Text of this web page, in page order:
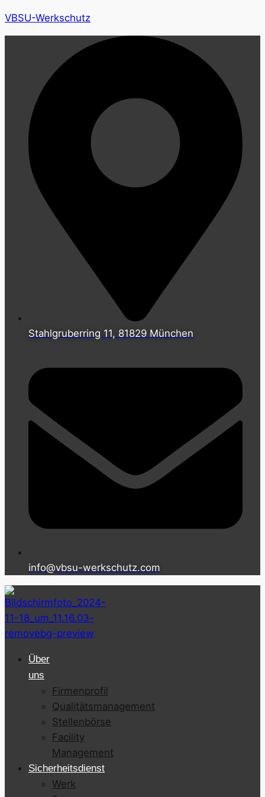
VBSU-Werkschutz
Stahlgruberring 11, 81829 München
info@vbsu-werkschutz.com
Über
uns
Firmenprofil
Qualitätsmanagement
Stellenbörse
Facility
Management
Sicherheitsdienst
Werk